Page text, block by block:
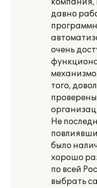
компания,
давно
очень
того,
Не
было
хорошо
по всей
выбрать